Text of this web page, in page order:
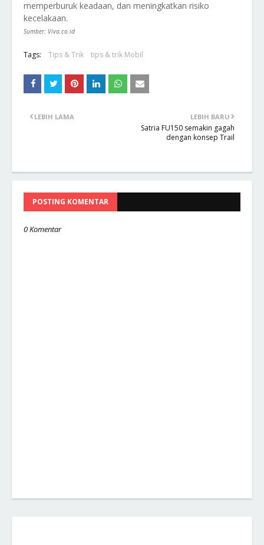
memperburuk keadaan, dan meningkatkan risiko
kecelakaan.
Sumber: Viva.co.id
Tags: Tips & Trik tips & trik Mobil
LEBIH BARU
Satria FU150 semakin gagah
dengan konsep Trail
LEBIH LAMA
POSTING KOMENTAR
0 Komentar